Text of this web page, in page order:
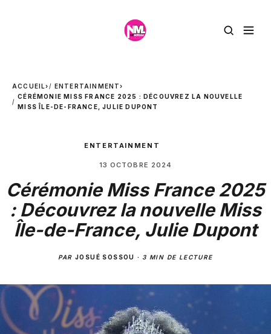
ACCUEIL› ENTERTAINMENT›
CÉRÉMONIE MISS FRANCE 2025 : DÉCOUVREZ LA NOUVELLE
MISS ÎLE-DE-FRANCE, JULIE DUPONT
ENTERTAINMENT
13 OCTOBRE 2024
Cérémonie Miss France 2025
: Découvrez la nouvelle Miss
Île-de-France, Julie Dupont
PARJOSUÉ SOSSOU · 3 MIN DE LECTURE